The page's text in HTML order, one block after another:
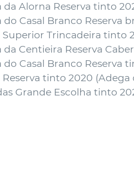
da Alorna Reserva tinto
Casal Branco Reserva
Superior Trincadeira tinto
da Centieira Reserva
do Casal Branco Reserva
Reserva tinto 2020 (Adega
Grande Escolha tinto